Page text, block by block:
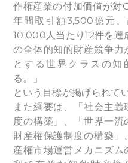
作権産業の付加価値が対
年間取引額3,500億元
10,000人当たり12件を達
の全体的知的財産競争
とする世界クラスの
る。」
という目標が掲げられて
また綱要は、「社会主
度の構築」、「世界一
財産権保護制度の構築
産権市場運営メカニズ